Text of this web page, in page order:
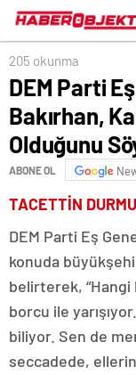
205 okunma
DEM Parti
Bakırhan,
Olduğunu
ABONE OL
TACETTİN
DEM Parti Eş
konuda
belirterek, “Hangi
borcu ile
biliyor. Sen de
seccadede,